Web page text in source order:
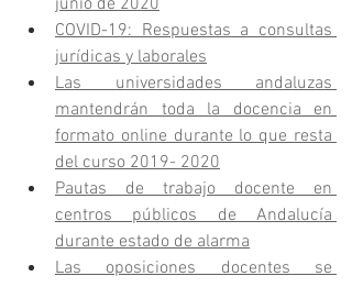
junio de 2020
COVID-19: Respuestas a consultas
jurídicas y laborales
Las universidades andaluzas
mantendrán toda la docencia en
formato online durante lo que resta
del curso 2019- 2020
Pautas de trabajo docente en
centros públicos de Andalucía
durante estado de alarma
Las oposiciones docentes se